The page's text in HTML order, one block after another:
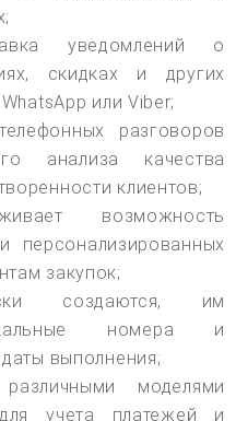
уведомлений о
скидках и других
или Viber;
разговоров
анализа качества
клиентов;
возможность
персонализированных
закупок;
создаются, им
номера и
выполнения;
моделями
учета платежей и